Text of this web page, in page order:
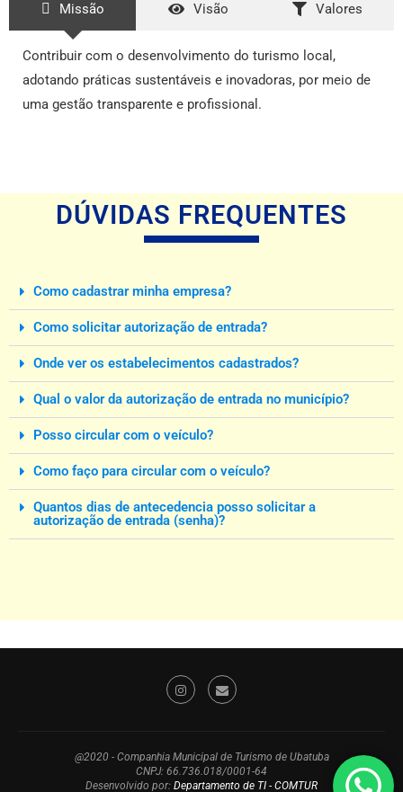
Missão Visão Valores
Contribuir com o desenvolvimento do turismo local,
adotando práticas sustentáveis e inovadoras, por meio de
uma gestão transparente e profissional.
DÚVIDAS FREQUENTES
Como cadastrar minha empresa?
Como solicitar autorização de entrada?
Onde ver os estabelecimentos cadastrados?
Qual o valor da autorização de entrada no município?
Posso circular com o veículo?
Como faço para circular com o veículo?
Quantos dias de antecedencia posso solicitar a
autorização de entrada (senha)?
@2020 - Companhia Municipal de Turismo de Ubatuba
CNPJ: 66.736.018/0001-64
Desenvolvido por: Departamento de TI - COMTUR